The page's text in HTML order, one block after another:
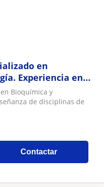
en
Experiencia en
Química y
Bioquímica y
de disciplinas de
Contactar